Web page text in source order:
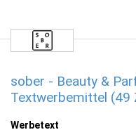
sober - Beauty &
Textwerbemittel (49
Werbetext